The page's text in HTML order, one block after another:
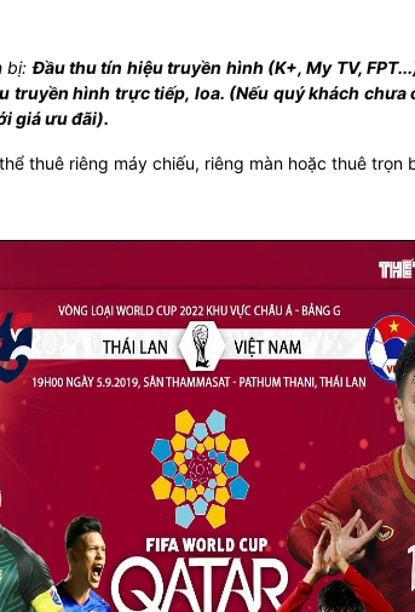
bị: Đầu thu tín hiệu truyền hình (K+, My TV,
truyền hình trực tiếp, loa. (Nếu quý khách chưa
giá ưu đãi).
thuê riêng máy chiếu, riêng màn hoặc thuê trọn